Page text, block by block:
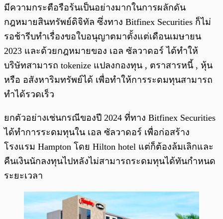
มีความกระตือรือร้นเป็นอย่างมากในการผลักดัน
กฎหมายสินทรัพย์ดิจิทัล ซึ่งทาง Bitfinex Securities ก็ไม่
รอช้ารีบทำเรื่องขอใบอนุญาตมาตั้งแต่เดือนเมษายน
2023 และด้วยกฎหมายของ เอล ซัลวาดอร์ ได้ทำให้
บริษัทสามารถ tokenize แปลงกองทุน , ตราสารหนี้ , หุ้น
หรือ อสังหาริมทรัพย์ได้ เพื่อทำให้การระดมทุนสามารถ
ทำได้รวดเร็ว
ยกตัวอย่างเช่นกรณีของปี 2024 ที่ทาง Bitfinex Securities
ได้ทำการระดมทุนใน เอล ซัลวาดอร์ เพื่อก่อสร้าง
โรงแรม Hampton โดย Hilton hotel แต่ก็ต้องล้มเลิกและ
คืนเงินนักลงทุนไปหลังไม่สามารถระดมทุนได้ทันกำหนด
ระยะเวลา